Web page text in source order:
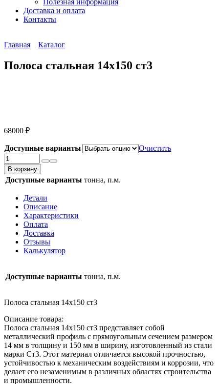
Полезная информация
Доставка и оплата
Контакты
Главная Каталог
Полоса стальная 14х150 ст3
68000 ₽
Доступные варианты
Очистить
Количество
товара
Полоса
стальная
В корзину
Доступные варианты тонна, п.м.
Детали
Описание
Характеристики
Оплата
Доставка
Отзывы
Калькулятор
Доступные варианты тонна, п.м.
Полоса стальная 14х150 ст3
Описание товара:
Полоса стальная 14х150 ст3 представляет собой
металлический профиль с прямоугольным сечением размером
14 мм в толщину и 150 мм в ширину, изготовленный из стали
марки Ст3. Этот материал отличается высокой прочностью,
устойчивостью к механическим воздействиям и коррозии, что
делает его незаменимым в различных областях строительства
и промышленности.